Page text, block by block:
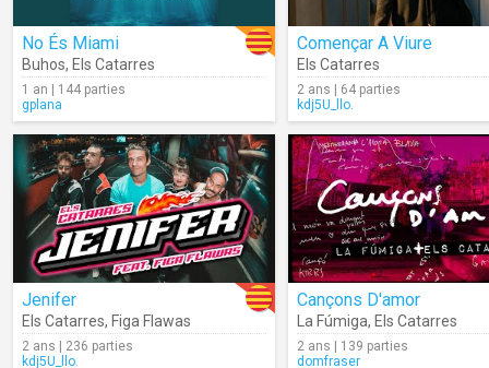
No És Miami
Buhos, Els Catarres
1 an | 144 parties
gplana
Començar A Viure
Els Catarres
2 ans | 64 parties
kdj5U_llo.
Jenifer
Els Catarres, Figa Flawas
2 ans | 236 parties
kdj5U_llo.
Cançons D'amor
La Fúmiga, Els Catarres
2 ans | 139 parties
domfraser